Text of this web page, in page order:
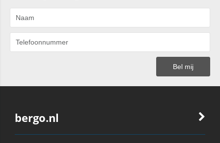
bergo.nl